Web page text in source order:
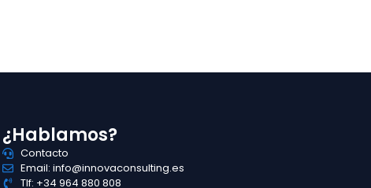
¿Hablamos?
Contacto
Email: info@innovaconsulting.es
Tlf: +34 964 880 808